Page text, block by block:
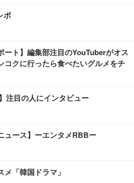
ポ
ート】編集部注目のYouTuberがオス
コクに行ったら食べたいグルメをチ
注目の人にインタビュー
ュース】ーエンタメRBBー
「韓国ドラマ」